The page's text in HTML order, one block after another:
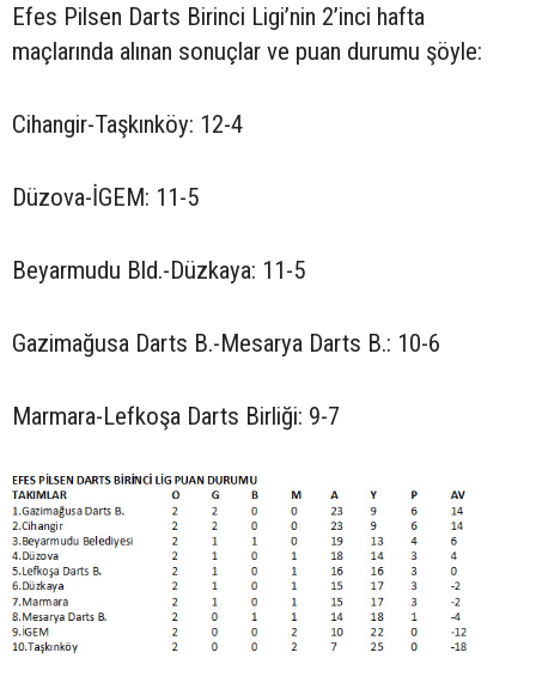
Efes Pilsen Darts Birinci Ligi’nin 2’inci hafta
maçlarında alınan sonuçlar ve puan durumu şöyle:
Cihangir-Taşkınköy: 12-4
Düzova-İGEM: 11-5
Beyarmudu Bld.-Düzkaya: 11-5
Gazimağusa Darts B.-Mesarya Darts B.: 10-6
Marmara-Lefkoşa Darts Birliği: 9-7